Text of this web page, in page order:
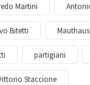
Martini
Bitetti
partigiani
Staccione